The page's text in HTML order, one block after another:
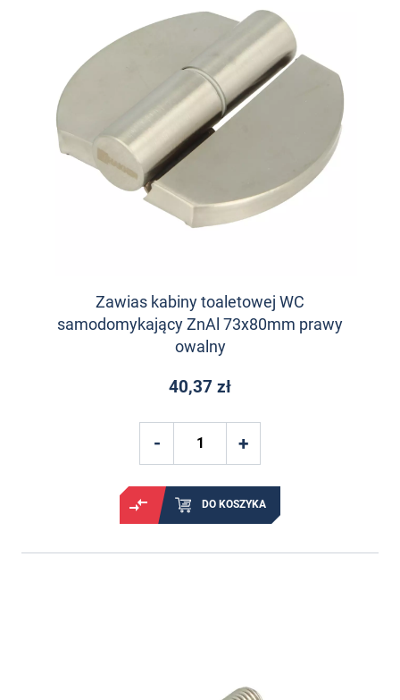
Zawias kabiny toaletowej WC
samodomykający ZnAl 73x80mm prawy
owalny
40,37 zł
DO KOSZYKA